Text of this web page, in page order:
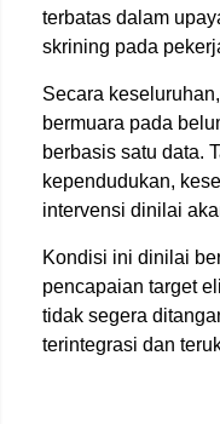
terbatas dalam
skrining pada
Secara
bermuara pada
berbasis satu data.
kependudukan,
intervensi dinilai
Kondisi ini dinilai
pencapaian target
tidak segera
terintegrasi dan